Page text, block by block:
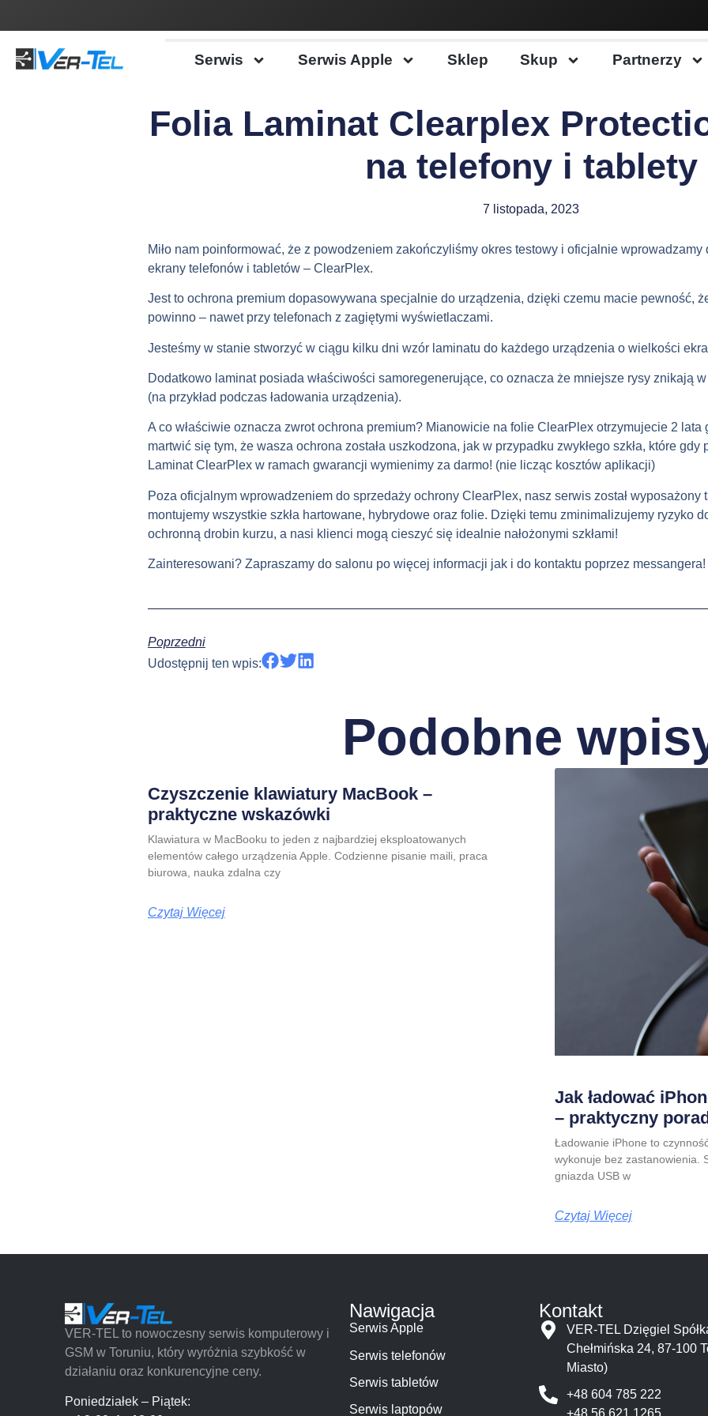
Serwis Serwis Apple Sklep Skup Partnerzy
Folia Laminat Clearplex
na telefony i tablety
7 listopada, 2023
Miło nam poinformować, że z powodzeniem zakończyliśmy okres testowy i oficjalnie
ekrany telefonów i tabletów – ClearPlex.
Jest to ochrona premium dopasowywana specjalnie do urządzenia, dzięki czemu macie pewność,
powinno – nawet przy telefonach z zagiętymi wyświetlaczami.
Jesteśmy w stanie stworzyć w ciągu kilku dni wzór laminatu do każdego urządzenia o wielkości
Dodatkowo laminat posiada właściwości samoregenerujące, co oznacza że mniejsze rysy znikają
(na przykład podczas ładowania urządzenia).
A co właściwie oznacza zwrot ochrona premium? Mianowicie na folie ClearPlex otrzymujecie 2
martwić się tym, że wasza ochrona została uszkodzona, jak w przypadku zwykłego szkła, które
Laminat ClearPlex w ramach gwarancji wymienimy za darmo! (nie licząc kosztów aplikacji)
Poza oficjalnym wprowadzeniem do sprzedaży ochrony ClearPlex, nasz serwis został wyposażony
montujemy wszystkie szkła hartowane, hybrydowe oraz folie. Dzięki temu zminimalizujemy ryzyko
ochronną drobin kurzu, a nasi klienci mogą cieszyć się idealnie nałożonymi szkłami!
Zainteresowani? Zapraszamy do salonu po więcej informacji jak i do kontaktu poprzez messangera!
Poprzedni
Udostępnij ten wpis:
Podobne
Czyszczenie klawiatury MacBook –
praktyczne wskazówki
Klawiatura w MacBooku to jeden z najbardziej eksploatowanych
elementów całego urządzenia Apple. Codzienne pisanie maili, praca
biurowa, nauka zdalna czy
Czytaj Więcej
Jak ładować
– praktyczny
Ładowanie iPhone to
wykonuje bez zastanowienia.
gniazda USB w
Czytaj Więcej
VER-TEL to nowoczesny serwis komputerowy i
GSM w Toruniu, który wyróżnia szybkość w
działaniu oraz konkurencyjne ceny.
Poniedziałek – Piątek:
Nawigacja
Serwis Apple
Serwis telefonów
Serwis tabletów
Serwis laptopów
Kontakt
VER-TEL Dzięgiel
Chełmińska 24, 87-100
Miasto)
+48 604 785 222